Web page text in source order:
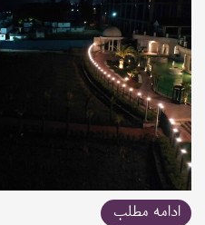
ادامه مطلب